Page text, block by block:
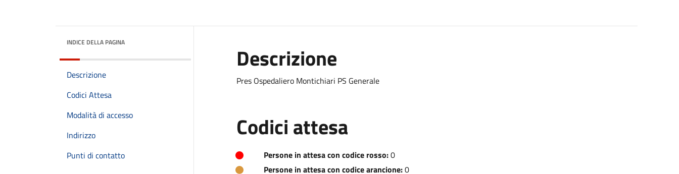
INDICE DELLA PAGINA
Descrizione
Codici Attesa
Modalità di accesso
Indirizzo
Punti di contatto
Descrizione
Pres Ospedaliero Montichiari PS Generale
Codici attesa
Persone in attesa con codice rosso:0
Persone in attesa con codice arancione:0